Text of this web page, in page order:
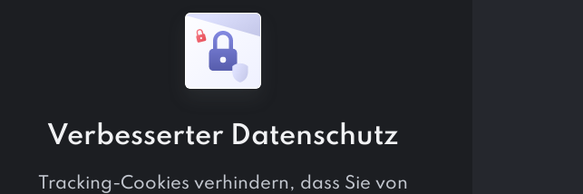
Verbesserter Datenschutz
Tracking-Cookies verhindern, dass Sie von